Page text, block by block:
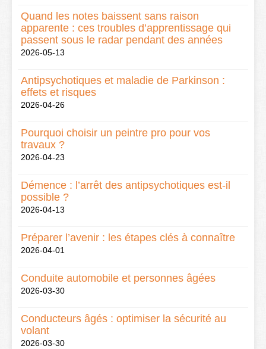
Quand les notes baissent sans raison
apparente : ces troubles d’apprentissage qui
passent sous le radar pendant des années
2026-05-13
Antipsychotiques et maladie de Parkinson :
effets et risques
2026-04-26
Pourquoi choisir un peintre pro pour vos
travaux ?
2026-04-23
Démence : l’arrêt des antipsychotiques est-il
possible ?
2026-04-13
Préparer l’avenir : les étapes clés à connaître
2026-04-01
Conduite automobile et personnes âgées
2026-03-30
Conducteurs âgés : optimiser la sécurité au
volant
2026-03-30